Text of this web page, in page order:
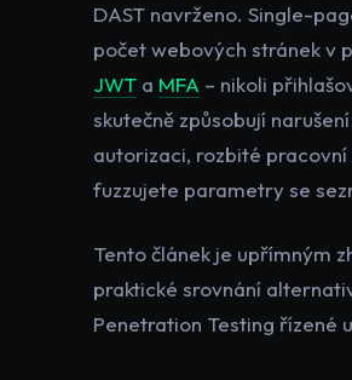
DAST navrženo. Single-
počet webových stránek v
JWT a MFA – nikoli
skutečně způsobují
autorizaci, rozbité pracovní
fuzzujete parametry se
Tento článek je upřímným
praktické srovnání
Penetration Testing řízené